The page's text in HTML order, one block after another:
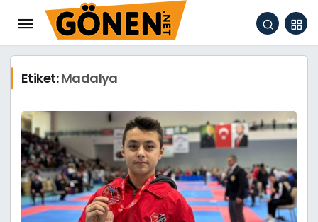
Etiket:Madalya